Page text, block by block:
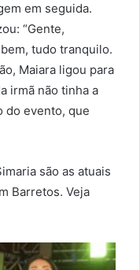
em seguida.
“Gente,
tudo tranquilo.
Maiara ligou para
irmã não tinha a
do evento, que
são as atuais
Barretos. Veja